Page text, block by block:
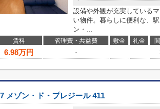
設備や外観が充実している
い物件。暮らしに便利な、
ン・...
賃料 管理費・共益費 敷金 礼金
6.98万円 -
メゾン・ド・プレジール 411